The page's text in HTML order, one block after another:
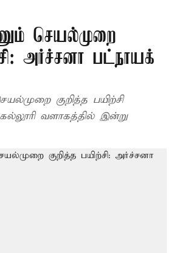
செயல்முறை
அர்ச்சனா பட்நாயக்
குறித்த பயிற்சி
வளாகத்தில் இன்று